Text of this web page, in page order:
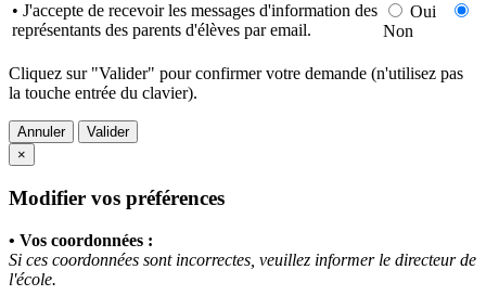
• J'accepte de recevoir les messages d'information des
représentants des parents d'élèves par email.
Oui
Non
Cliquez sur "Valider" pour confirmer votre demande (n'utilisez pas
la touche entrée du clavier).
Annuler
Valider
×
Modifier vos préférences
• Vos coordonnées :
Si ces coordonnées sont incorrectes, veuillez informer le directeur de
l'école.